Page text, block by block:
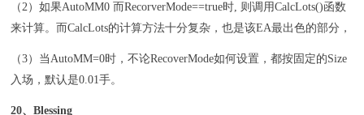
（2）如果AutoMM0 而RecorverMode==true时, 则调用CalcLots()函数
来计算。而CalcLots的计算方法十分复杂，也是该EA最出色的部分，
（3）当AutoMM=0时，不论RecoverMode如何设置，都按固定的Size
入场，默认是0.01手。
20、Blessing